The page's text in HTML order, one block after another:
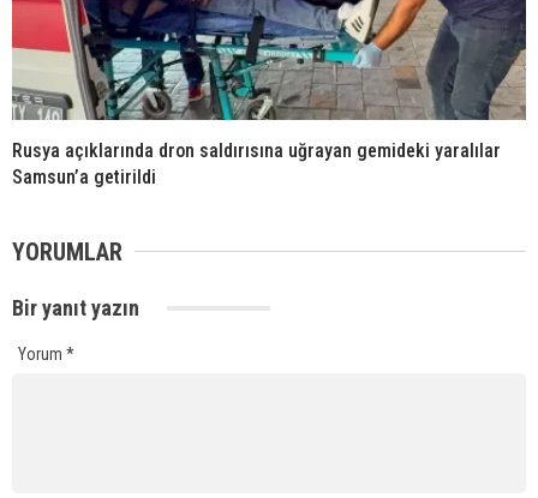
Rusya açıklarında dron saldırısına uğrayan gemideki yaralılar
Samsun’a getirildi
YORUMLAR
Bir yanıt yazın
Yorum *